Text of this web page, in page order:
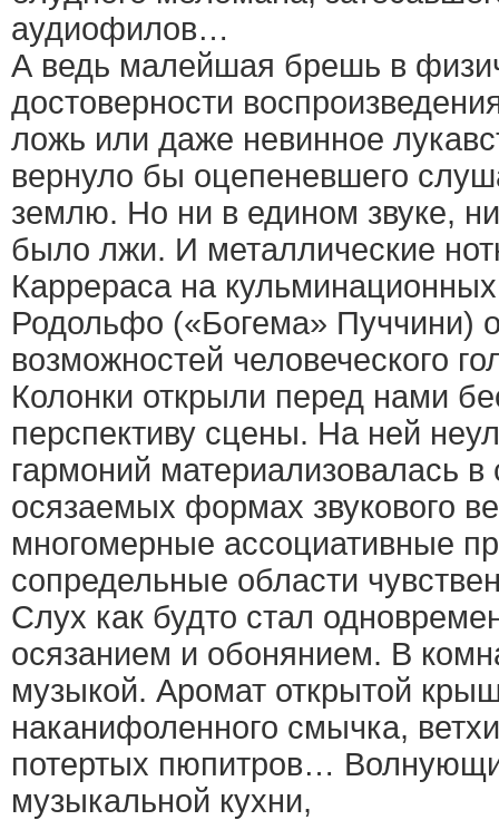
аудиофилов…
А ведь малейшая брешь в
достоверности
ложь или даже невинное
вернуло бы оцепеневшего
землю. Но ни в едином звуке,
было лжи. И металлические
Каррераса на
Родольфо («Богема» Пуччини)
возможностей человеческого
Колонки открыли перед нами
перспективу сцены. На ней
гармоний материализовалась в
осязаемых формах звукового
многомерные ассоциативные
сопредельные области
Слух как будто стал
осязанием и обонянием. В
музыкой. Аромат открытой
наканифоленного смычка,
потертых пюпитров…
музыкальной кухни,